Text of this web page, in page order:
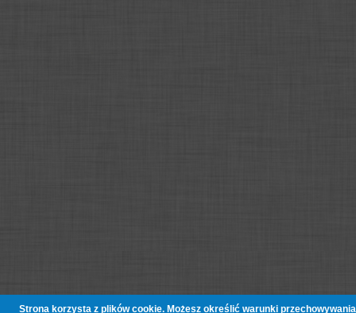
Strona korzysta z plików cookie. Możesz określić warunki